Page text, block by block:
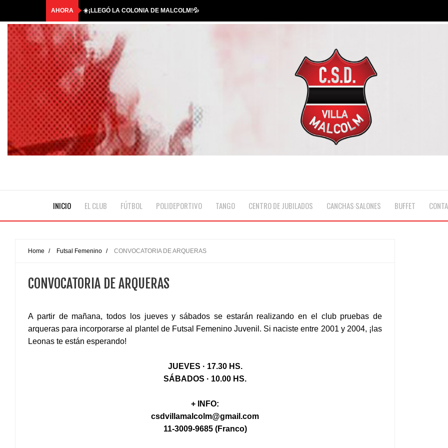
AHORA BAR ABIERTO #29*
COMUNICADO OFICIAL
HASTA SIEMPRE, QUERIDO ANTONIO
🎟️RIFA TRICOLOR | GANADORES🎟️
☀️¡LLEGÓ LA COLONIA DE MALCOLM!💦
INICIO EL CLUB FÚTBOL POLIDEPORTIVO TANGO CENTRO DE JUBILADOS CANCHAS·SALONES BUFFET
Home / Futsal Femenino / CONVOCATORIA DE ARQUERAS
CONVOCATORIA DE ARQUERAS
A partir de mañana, todos los jueves y sábados se estarán realizando en el club pruebas de
arqueras para incorporarse al plantel de Futsal Femenino Juvenil. Si naciste entre 2001 y 2004, ¡las
Leonas te están esperando!
JUEVES · 17.30 HS.
SÁBADOS · 10.00 HS.
+ INFO:
csdvillamalcolm@gmail.com
11-3009-9685 (Franco)